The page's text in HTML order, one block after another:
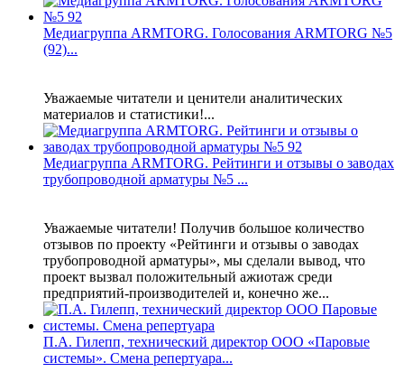
Медиагруппа ARMTORG. Голосования ARMTORG №5
(92)...
Уважаемые читатели и ценители аналитических
материалов и статистики!...
Медиагруппа ARMTORG. Рейтинги и отзывы о заводах
трубопроводной арматуры №5 ...
Уважаемые читатели! Получив большое количество
отзывов по проекту «Рейтинги и отзывы о заводах
трубопроводной арматуры», мы сделали вывод, что
проект вызвал положительный ажиотаж среди
предприятий-производителей и, конечно же...
П.А. Гилепп, технический директор ООО «Паровые
системы». Смена репертуара...